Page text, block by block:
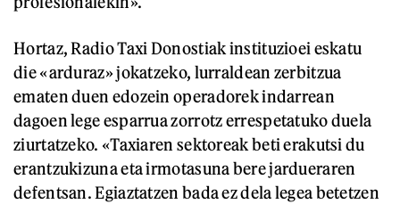
Hortaz, Radio Taxi Donostiak instituzioei eskatu
die «arduraz» jokatzeko, lurraldean zerbitzua
ematen duen edozein operadorek indarrean
dagoen lege esparrua zorrotz errespetatuko duela
ziurtatzeko. «Taxiaren sektoreak beti erakutsi du
erantzukizuna eta irmotasuna bere jardueraren
defentsan. Egiaztatzen bada ez dela legea betetzen